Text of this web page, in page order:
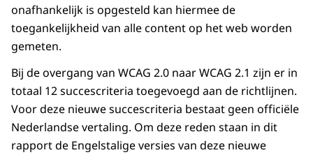
onafhankelijk is opgesteld kan hiermee de
toegankelijkheid van alle content op het web worden
gemeten.
Bij de overgang van WCAG 2.0 naar WCAG 2.1 zijn er in
totaal 12 succescriteria toegevoegd aan de richtlijnen.
Voor deze nieuwe succescriteria bestaat geen officiële
Nederlandse vertaling. Om deze reden staan in dit
rapport de Engelstalige versies van deze nieuwe